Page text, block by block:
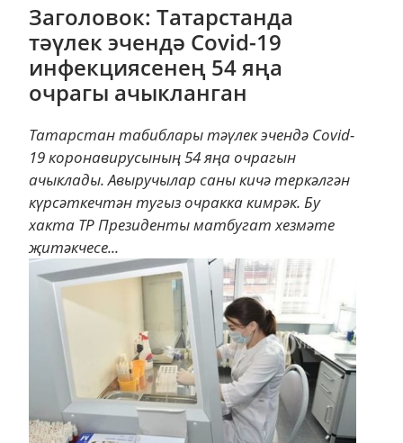
Заголовок: Татарстанда
тәүлек эчендә Covid-19
инфекциясенең 54 яңа
очрагы ачыкланган
Татарстан табиблары тәүлек эчендә Сovid-
19 коронавирусының 54 яңа очрагын
ачыклады. Авыручылар саны кичә теркәлгән
күрсәткечтән тугыз очракка кимрәк. Бу
хакта ТР Президенты матбугат хезмәте
җитәкчесе...